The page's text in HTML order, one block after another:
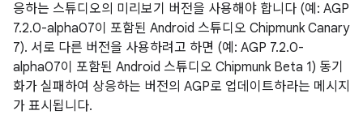
응하는 스튜디오의 미리보기 버전을 사용해야 합니다 (예: AGP
7.2.0-alpha07이 포함된 Android 스튜디오 Chipmunk Canary
7). 서로 다른 버전을 사용하려고 하면 (예: AGP 7.2.0-
alpha07이 포함된 Android 스튜디오 Chipmunk Beta 1) 동기
화가 실패하여 상응하는 버전의 AGP로 업데이트하라는 메시지
가 표시됩니다.